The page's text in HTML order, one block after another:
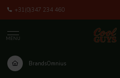
+31(0)347 234 460
MENU
BrandsOmnius